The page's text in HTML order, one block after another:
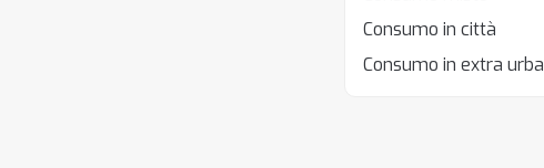
Consumo in città
Consumo in extra